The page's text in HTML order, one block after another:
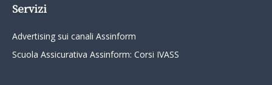
Servizi
Advertising sui canali Assinform
Scuola Assicurativa Assinform: Corsi IVASS